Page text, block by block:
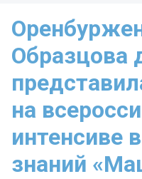
Образцова
на
интенсиве
знаний